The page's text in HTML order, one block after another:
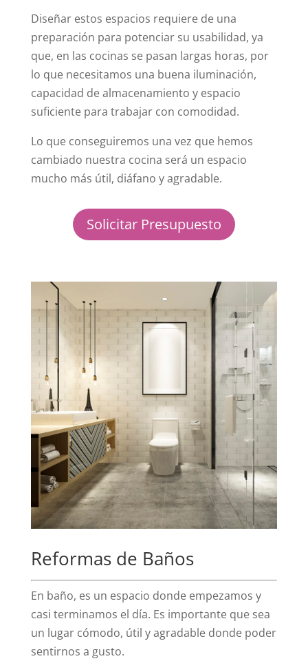
Diseñar estos espacios requiere de una
preparación para potenciar su usabilidad, ya
que, en las cocinas se pasan largas horas, por
lo que necesitamos una buena iluminación,
capacidad de almacenamiento y espacio
suficiente para trabajar con comodidad.
Lo que conseguiremos una vez que hemos
cambiado nuestra cocina será un espacio
mucho más útil, diáfano y agradable.
Solicitar Presupuesto
Reformas de Baños
En baño, es un espacio donde empezamos y
casi terminamos el día. Es importante que sea
un lugar cómodo, útil y agradable donde poder
sentirnos a gusto.